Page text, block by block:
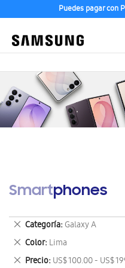
Puedes pagar con
Smartphones
Categoría Galaxy A
Eliminar
este
artículo
Color Lima
Eliminar
este
Precio US$ 100.00 - US$
Eliminar